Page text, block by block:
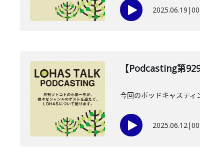
2025.06.19 |
【Podcasting第
今回のポッドキャスティ
2025.06.12|